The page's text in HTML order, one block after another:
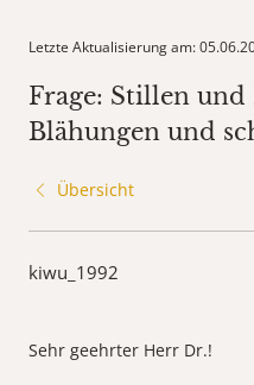
Letzte Aktualisierung am:
Frage: Stillen und
Blähungen und
Übersicht
kiwu_1992
Sehr geehrter Herr Dr.!